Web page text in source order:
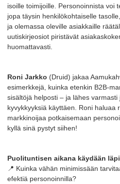
isoille toimijoille. Personoinnista voi
jopa täysin henkilökohtaiselle
ja olemassa oleville asiakkaille
uutiskirjeosiot piristävät
huomattavasti.
Roni Jarkko (Druid) jakaa
esimerkkejä, kuinka etenkin B2B-
sisältöjä helposti – ja lähes varmasti
kyvykkyyksiä käyttäen. Roni haluaa
markkinoijaa potkaisemaan
kyllä sinä pystyt siihen!
Puolituntisen aikana käydään
📍 Kuinka vähän minimissään
efektiä personoinnilla?